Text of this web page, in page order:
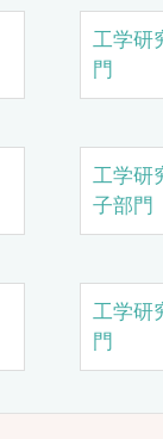
工学研
門
工学研
子部門
工学研
門